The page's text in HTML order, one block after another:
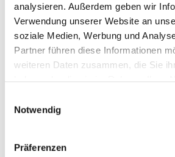
analysieren. Außerdem geben wir
Verwendung unserer Website an
soziale Medien, Werbung und
Partner führen diese Informationen
weiteren Daten zusammen, die Sie
Notwendig
Präferenzen